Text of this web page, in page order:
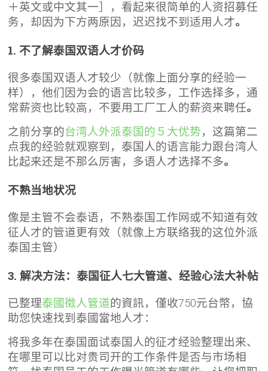
＋英文或中文其一］，看起来很简单的人资招募任
务，却因为下方两原因，迟迟找不到适用人才。
1. 不了解泰国双语人才价码
很多泰国双语人才较少（就像上面分享的经验一
样），他们因为会的语言比较多，工作选择多，通
常薪资也比较高，不要用工厂工人的薪资来聘任。
之前分享的台湾人外派泰国的５大优势，这篇第二
点我的经验就观察到，泰国人的语言能力跟台湾人
比起来还是不那么厉害，多语人才选择不多。
不熟当地状况
像是主管不会泰语，不熟泰国工作网或不知道有效
征人才的管道更有效（就像上方联络我的这位外派
泰国主管）
3. 解决方法：泰国征人七大管道、经验心法大补帖
已整理泰國徵人管道的資訊，僅收750元台幣，協
助您快速找到泰國當地人才：
将我多年在泰国面试泰国人的征才经验整理出来、
在哪里可以比对贵司开的工作条件是否与市场相